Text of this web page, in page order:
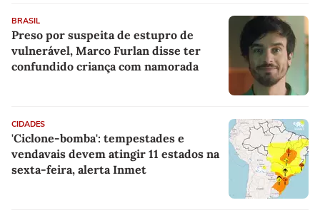
BRASIL
Preso por suspeita de estupro de
vulnerável, Marco Furlan disse ter
confundido criança com namorada
CIDADES
'Ciclone-bomba': tempestades e
vendavais devem atingir 11 estados na
sexta-feira, alerta Inmet